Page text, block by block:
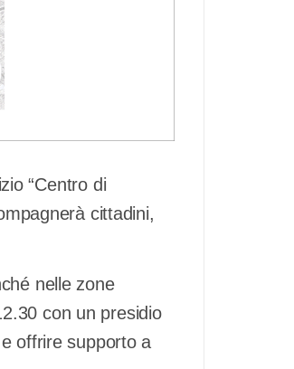
“Centro di
cittadini,
nelle zone
con un presidio
offrire supporto a